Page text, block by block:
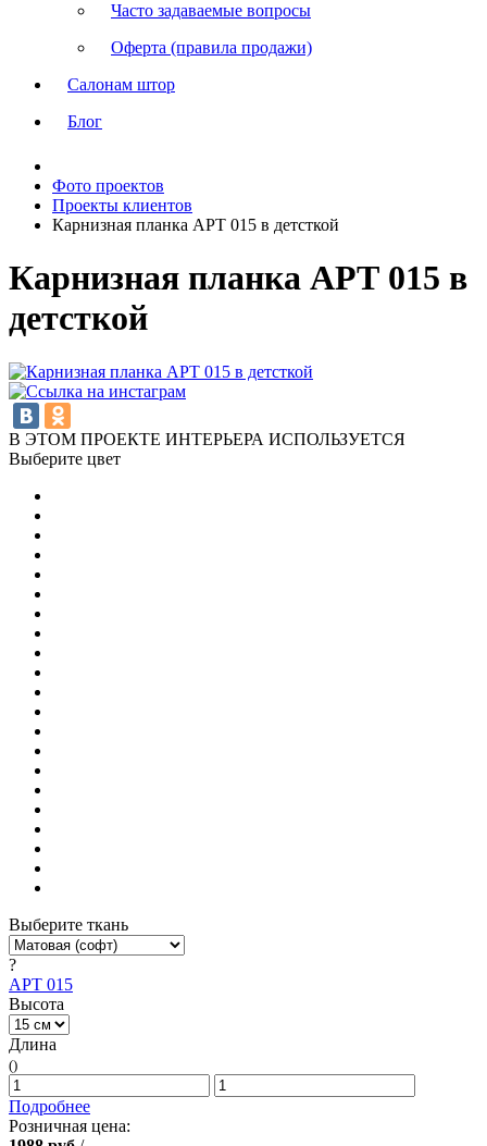
Часто задаваемые вопросы
Оферта (правила продажи)
Салонам штор
Блог
Фото проектов
Проекты клиентов
Карнизная планка АРТ 015 в детсткой
Карнизная планка АРТ 015 в
детсткой
В ЭТОМ ПРОЕКТЕ ИНТЕРЬЕРА ИСПОЛЬЗУЕТСЯ
Выберите цвет
Выберите ткань
?
АРТ 015
Высота
Длина
()
Подробнее
Розничная цена: